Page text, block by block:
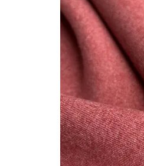
NOT: Farklı
Kendinizi, seçkin
pamuklu lüks
dünyasına
sahip olan bu
ve dayanıklılık
kılıfları ve
oluşturmak ve
haline getiriyor. Ek
ve pijamalar gibi
kullanılır. Çok
dikişler için
Ranforce